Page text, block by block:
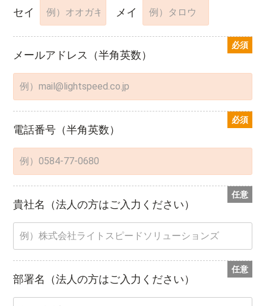
セイ メイ
メールアドレス （半角英数）
必須
電話番号 （半角英数）
必須
貴社名 （法人の方はご入力ください）
任意
部署名 （法人の方はご入力ください）
任意